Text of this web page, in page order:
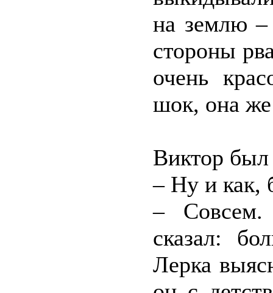
на землю –
стороны
очень
шок, она
Виктор был
– Ну и как,
– Совсем.
сказал:
Лерка